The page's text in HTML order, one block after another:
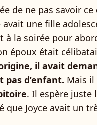
de ne pas savoir
avait une fille
à la soirée pour
époux était
il avait
pas d’enfant. Mais il
. Il espère juste
que Joyce avait un